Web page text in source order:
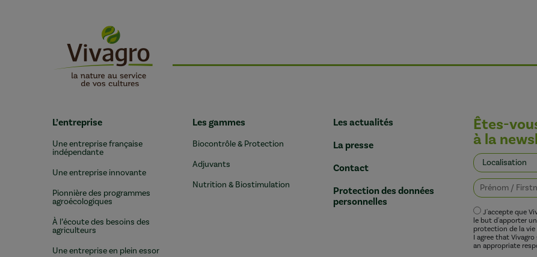
L’entreprise
Une entreprise française
indépendante
Une entreprise innovante
Pionnière des programmes
agroécologiques
À l’écoute des besoins des
agriculteurs
Une entreprise en plein essor
Les gammes
Biocontrôle & Protection
Adjuvants
Nutrition & Biostimulation
Les actualités
La presse
Contact
Protection des données
personnelles
Êtes-
à la
J'accepte que
le but d'apporter
protection de la vie
I agree that
an appropriate